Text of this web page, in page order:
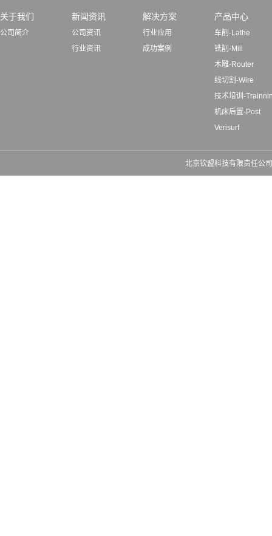
关于我们
公司简介
新闻资讯
公司资讯
行业资讯
解决方案
行业应用
成功案例
产品中心
车削-Lathe
铣削-Mill
木雕-Router
线切割-Wire
技术培训-
机床后置-Post
Verisurf
北京钦盟科技有限责任公